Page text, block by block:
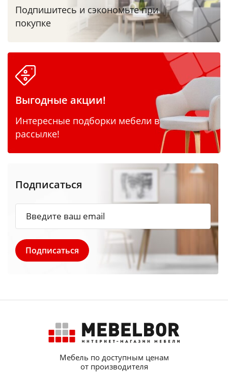
Подпишитесь и сэкономьте при
покупке
Выгодные акции!
Интересные подборки мебели в
рассылке!
Подписаться
Мебель по доступным ценам
от производителя